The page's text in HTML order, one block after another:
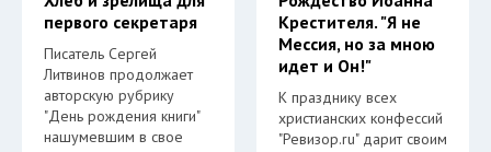
первого секретаря
Писатель Сергей
Литвинов продолжает
авторскую рубрику
"День рождения книги"
нашумевшим в свое
Крестителя. "Я не
Мессия, но за мною
идет и Он!"
К празднику всех
христианских конфессий
"Ревизор.ru" дарит своим